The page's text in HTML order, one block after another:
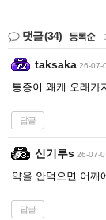
댓글(34) 등록순
taksaka 26-07-
통증이 왜케 오래가
답글
신기루s 26-07-
약을 안먹으면 어깨
답글